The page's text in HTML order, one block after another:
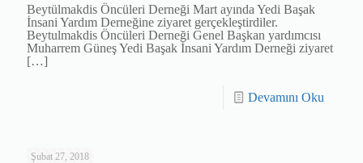
Beytülmakdis Öncüleri Derneği Mart ayında Yedi Başak
İnsani Yardım Derneğine ziyaret gerçekleştirdiler.
Beytulmakdis Öncüleri Derneği Genel Başkan yardımcısı
Muharrem Güneş Yedi Başak İnsani Yardım Derneği ziyaret
[…]
Devamını Oku
Şubat 27, 2018